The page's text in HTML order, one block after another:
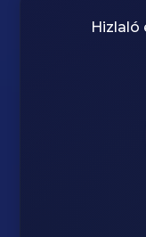
Hizlaló